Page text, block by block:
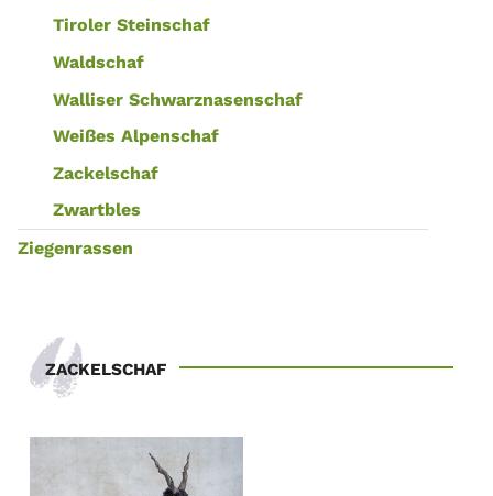
Tiroler Steinschaf
Waldschaf
Walliser Schwarznasenschaf
Weißes Alpenschaf
Zackelschaf
Zwartbles
Ziegenrassen
ZACKELSCHAF